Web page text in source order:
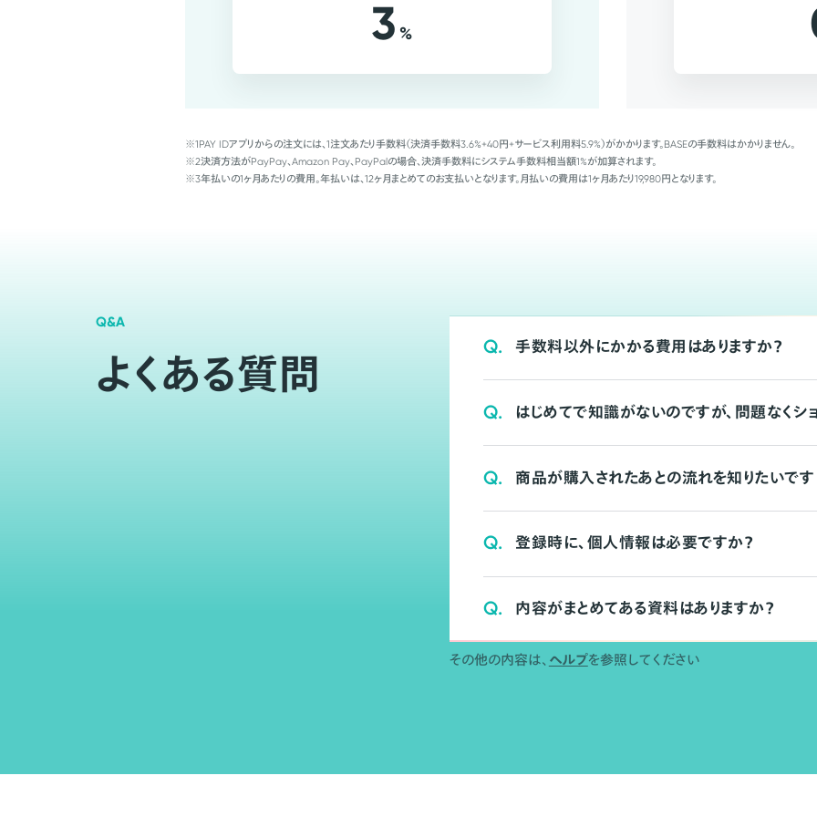
3 %
※1PAY IDアプリからの注文には、1注文あたり手数料（決済手数料3.6%+40円+サービス利用料5.9%）がかかります。BASEの手数料はかかりません。
※2決済方法がPayPay、Amazon Pay、PayPalの場合、決済手数料にシステム手数料相当額1%が加算されます。
※3年払いの1ヶ月あたりの費用。年払いは、12ヶ月まとめてのお支払いとなります。月払いの費用は1ヶ月あたり19,980円となります。
Q&A
よくある質問
Q. 手数料以外にかかる費用はありますか？
Q. はじめてで知識がないのですが、問題なくシ
Q. 商品が購入されたあとの流れを知りたいです
Q. 登録時に、個人情報は必要ですか？
Q. 内容がまとめてある資料はありますか？
その他の内容は、 ヘルプを参照してください